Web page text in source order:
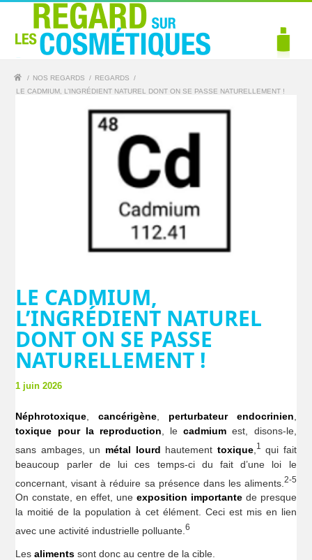
/ NOS REGARDS / REGARDS
/
LE CADMIUM, L’INGRÉDIENT NATUREL DONT ON SE PASSE NATURELLEMENT !
LE CADMIUM,
L’INGRÉDIENT NATUREL
DONT ON SE PASSE
NATURELLEMENT !
1 juin 2026
Néphrotoxique ,cancérigène perturbateur endocrinien
toxique pour la reproduction , lecadmium est, disons-le,
sans ambages, un métal lourd hautement toxique, 1
qui fait
beaucoup parler de lui ces temps-ci du fait d’une loi le
concernant, visant à réduire sa présence dans les aliments. 2-5
On constate, en effet, une exposition importantede presque
la moitié de la population à cet élément. Ceci est mis en lien
avec une activité industrielle polluante.6
Lesalimentssont donc au centre de la cible.